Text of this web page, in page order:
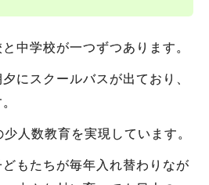
中学校が一つずつあります。
にスクールバスが出ており、
人数教育を実現しています。
もたちが毎年入れ替わりなが